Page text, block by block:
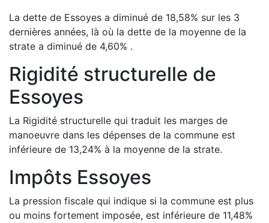
La dette de Essoyes a diminué de 18,58% sur les 3
dernières années, là où la dette de la moyenne de la
strate a diminué de 4,60% .
Rigidité structurelle de
Essoyes
La Rigidité structurelle qui traduit les marges de
manoeuvre dans les dépenses de la commune est
inférieure de 13,24% à la moyenne de la strate.
Impôts Essoyes
La pression fiscale qui indique si la commune est plus
ou moins fortement imposée, est inférieure de 11,48%